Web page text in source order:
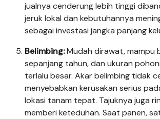
jualnya cenderung lebih tinggi
jeruk lokal dan kebutuhannya
sebagai investasi jangka panjang
Belimbing:Mudah dirawat, mampu
sepanjang tahun, dan ukuran
terlalu besar. Akar belimbing tidak
menyebabkan kerusakan serius
lokasi tanam tepat. Tajuknya juga
memberi keteduhan. Saat panen,